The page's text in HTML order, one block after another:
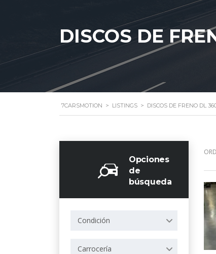
DISCOS DE
7CARSMOTION > LISTINGS > DISCOS DE FRENO DL
Opciones
de
búsqueda
Condición
Carrocería